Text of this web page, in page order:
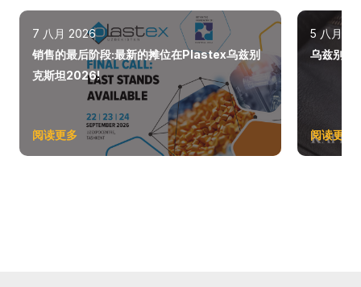
7 八月 2026
销售的最后阶段:最新的摊位在Plastex乌兹别
克斯坦2026!
阅读更多
5 八月
乌兹别克
阅读更多